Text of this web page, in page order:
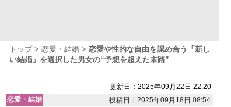
トップ 恋愛・結婚
恋愛や性的な自由を認め合う「新し
い結婚」を選択した男女の“予想を超えた末路”
更新日：2025年09月22日 22:20
恋愛・結婚
投稿日：2025年09月18日 08:54